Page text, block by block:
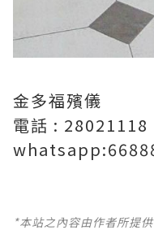
金多福殯儀
電話 : 28021118
*本站之內容由作者所提